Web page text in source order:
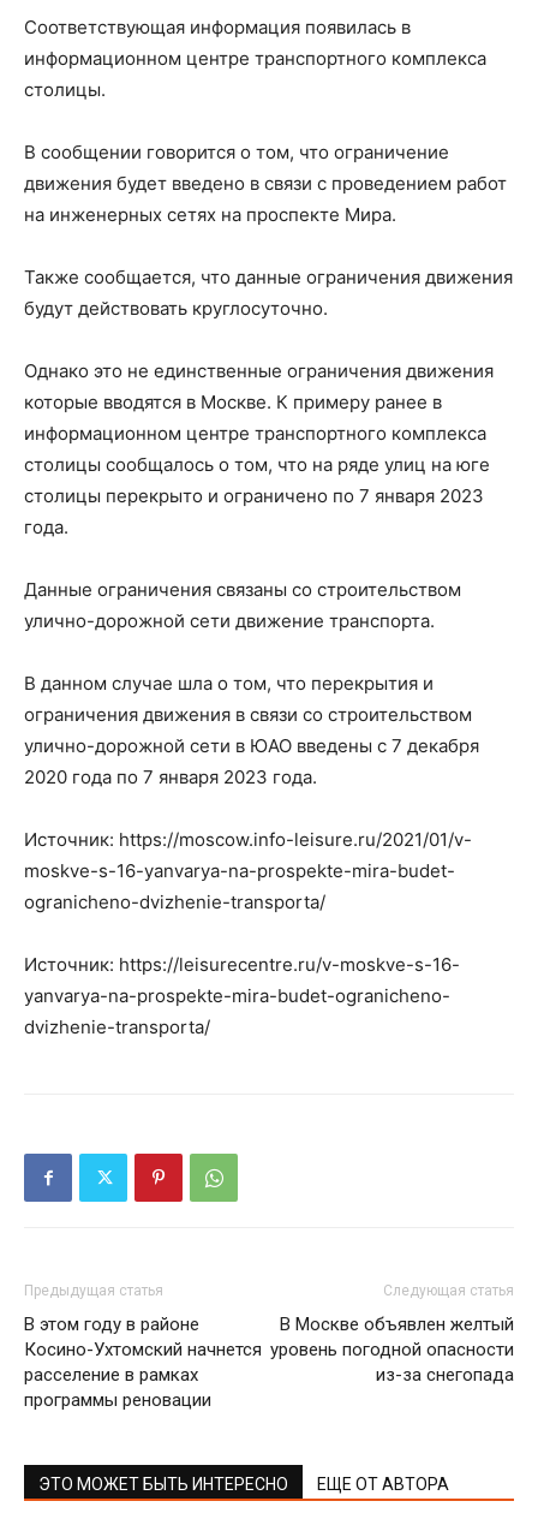
Соответствующая информация появилась в
информационном центре транспортного комплекса
столицы.
В сообщении говорится о том, что ограничение
движения будет введено в связи с проведением работ
на инженерных сетях на проспекте Мира.
Также сообщается, что данные ограничения движения
будут действовать круглосуточно.
Однако это не единственные ограничения движения
которые вводятся в Москве. К примеру ранее в
информационном центре транспортного комплекса
столицы сообщалось о том, что на ряде улиц на юге
столицы перекрыто и ограничено по 7 января 2023
года.
Данные ограничения связаны со строительством
улично-дорожной сети движение транспорта.
В данном случае шла о том, что перекрытия и
ограничения движения в связи со строительством
улично-дорожной сети в ЮАО введены с 7 декабря
2020 года по 7 января 2023 года.
Источник: https://moscow.info-leisure.ru/2021/01/v-
moskve-s-16-yanvarya-na-prospekte-mira-budet-
ogranicheno-dvizhenie-transporta/
Источник: https://leisurecentre.ru/v-moskve-s-16-
yanvarya-na-prospekte-mira-budet-ogranicheno-
dvizhenie-transporta/
Предыдущая статья
В этом году в районе
Косино-Ухтомский начнется
расселение в рамках
программы реновации
Следующая статья
В Москве объявлен желтый
уровень погодной опасности
из-за снегопада
ЭТО МОЖЕТ БЫТЬ ИНТЕРЕСНО ЕЩЕ ОТ АВТОРА